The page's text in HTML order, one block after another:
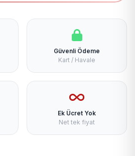
Güvenli Ödeme
Kart / Havale
Ek Ücret Yok
Net tek fiyat